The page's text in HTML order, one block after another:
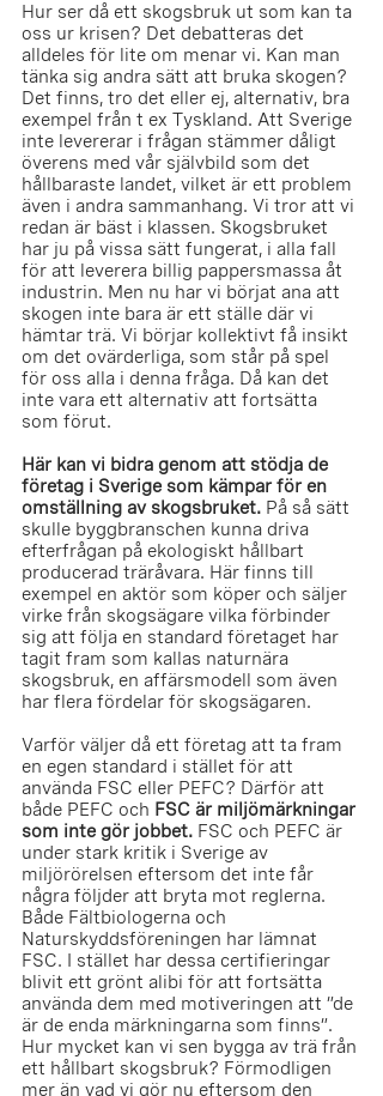
Hur ser då ett skogsbruk ut som kan ta
oss ur krisen? Det debatteras det
alldeles för lite om menar vi. Kan man
tänka sig andra sätt att bruka skogen?
Det finns, tro det eller ej, alternativ, bra
exempel från t ex Tyskland. Att Sverige
inte levererar i frågan stämmer dåligt
överens med vår självbild som det
hållbaraste landet, vilket är ett problem
även i andra sammanhang. Vi tror att vi
redan är bäst i klassen. Skogsbruket
har ju på vissa sätt fungerat, i alla fall
för att leverera billig pappersmassa åt
industrin. Men nu har vi börjat ana att
skogen inte bara är ett ställe där vi
hämtar trä. Vi börjar kollektivt få insikt
om det ovärderliga, som står på spel
för oss alla i denna fråga. Då kan det
inte vara ett alternativ att fortsätta
som förut.
Här kan vi bidra genom att stödja de
företag i Sverige som kämpar för en
omställning av skogsbruket. På så sätt
skulle byggbranschen kunna driva
efterfrågan på ekologiskt hållbart
producerad träråvara. Här finns till
exempel en aktör som köper och säljer
virke från skogsägare vilka förbinder
sig att följa en standard företaget har
tagit fram som kallas naturnära
skogsbruk, en affärsmodell som även
har flera fördelar för skogsägaren.
Varför väljer då ett företag att ta fram
en egen standard i stället för att
använda FSC eller PEFC? Därför att
både PEFC och FSC är miljömärkningar
som inte gör jobbet. FSC och PEFC är
under stark kritik i Sverige av
miljörörelsen eftersom det inte får
några följder att bryta mot reglerna.
Både Fältbiologerna och
Naturskyddsföreningen har lämnat
FSC. I stället har dessa certifieringar
blivit ett grönt alibi för att fortsätta
använda dem med motiveringen att ”de
är de enda märkningarna som finns”.
Hur mycket kan vi sen bygga av trä från
ett hållbart skogsbruk? Förmodligen
mer än vad vi gör nu eftersom den